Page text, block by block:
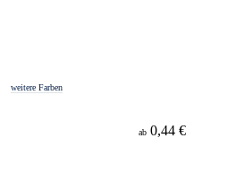
weitere Farben
ab 0,44 €